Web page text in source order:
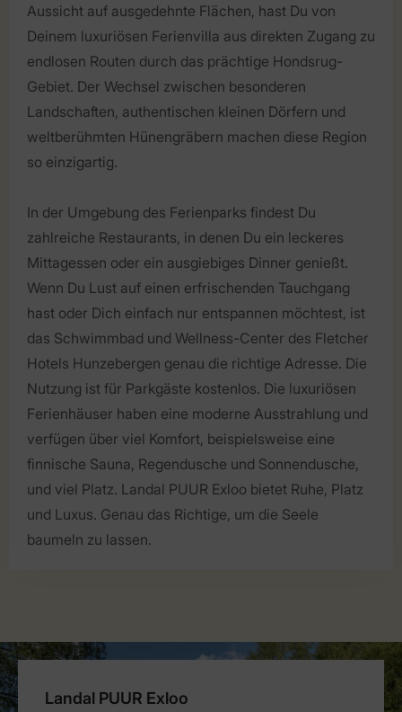
Aussicht auf ausgedehnte Flächen, hast Du von
Deinem luxuriösen Ferienvilla aus direkten Zugang zu
endlosen Routen durch das prächtige Hondsrug-
Gebiet. Der Wechsel zwischen besonderen
Landschaften, authentischen kleinen Dörfern und
weltberühmten Hünengräbern machen diese Region
so einzigartig.
In der Umgebung des Ferienparks findest Du
zahlreiche Restaurants, in denen Du ein leckeres
Mittagessen oder ein ausgiebiges Dinner genießt.
Wenn Du Lust auf einen erfrischenden Tauchgang
hast oder Dich einfach nur entspannen möchtest, ist
das Schwimmbad und Wellness-Center des Fletcher
Hotels Hunzebergen genau die richtige Adresse. Die
Nutzung ist für Parkgäste kostenlos. Die luxuriösen
Ferienhäuser haben eine moderne Ausstrahlung und
verfügen über viel Komfort, beispielsweise eine
finnische Sauna, Regendusche und Sonnendusche,
und viel Platz. Landal PUUR Exloo bietet Ruhe, Platz
und Luxus. Genau das Richtige, um die Seele
baumeln zu lassen.